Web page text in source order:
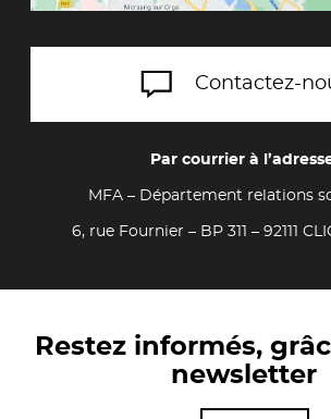
Contactez-
Par courrier à
MFA – Département relations
6, rue Fournier – BP 311 – 92111
Restez informés,
newsletter